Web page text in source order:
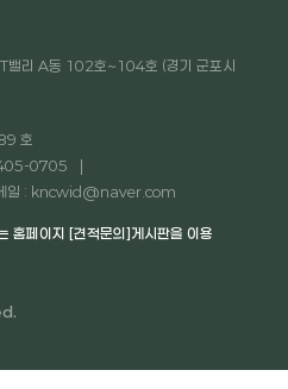
밸리 A동 102호~104호 (경기 군포시
호
0705
일 : kncwid@naver.com
페이지 [견적문의]게시판을 이용